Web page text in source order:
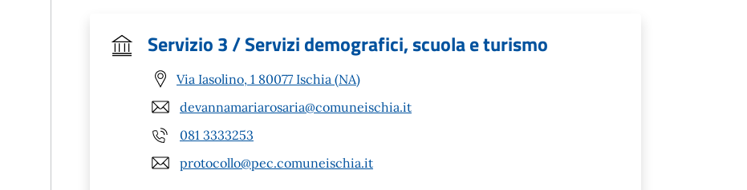
Servizio 3 / Servizi demografici, scuola e turismo
Via Iasolino, 1 80077 Ischia (NA)
devannamariarosaria@comuneischia.it
081 3333253
protocollo@pec.comuneischia.it